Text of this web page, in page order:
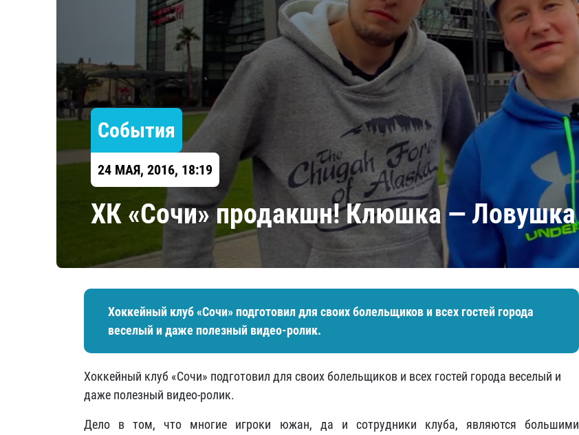
Локомотив
Северсталь
ЦСКА
Шанхайские Драконы
Барыс
Салават Юлаев
Сибирь
События
24 МАЯ, 2016, 18:19
ХК «Сочи» продакшн! Клюшка — Ловушка
Хоккейный клуб «Сочи» подготовил для своих болельщиков и всех гостей города
веселый и даже полезный видео-ролик.
Хоккейный клуб «Сочи» подготовил для своих болельщиков и всех гостей города веселый и
даже полезный видео-ролик.
Дело в том, что многие игроки южан, да и сотрудники клуба, являются большими